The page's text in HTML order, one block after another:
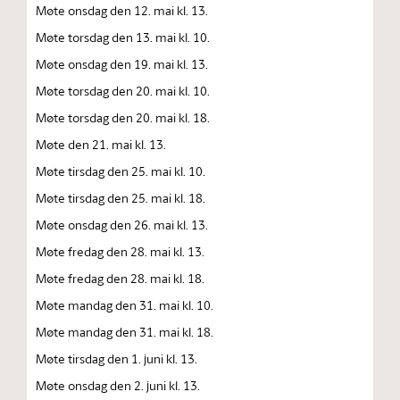
Møte onsdag den 12. mai kl. 13.
Møte torsdag den 13. mai kl. 10.
Møte onsdag den 19. mai kl. 13.
Møte torsdag den 20. mai kl. 10.
Møte torsdag den 20. mai kl. 18.
Møte den 21. mai kl. 13.
Møte tirsdag den 25. mai kl. 10.
Møte tirsdag den 25. mai kl. 18.
Møte onsdag den 26. mai kl. 13.
Møte fredag den 28. mai kl. 13.
Møte fredag den 28. mai kl. 18.
Møte mandag den 31. mai kl. 10.
Møte mandag den 31. mai kl. 18.
Møte tirsdag den 1. juni kl. 13.
Møte onsdag den 2. juni kl. 13.